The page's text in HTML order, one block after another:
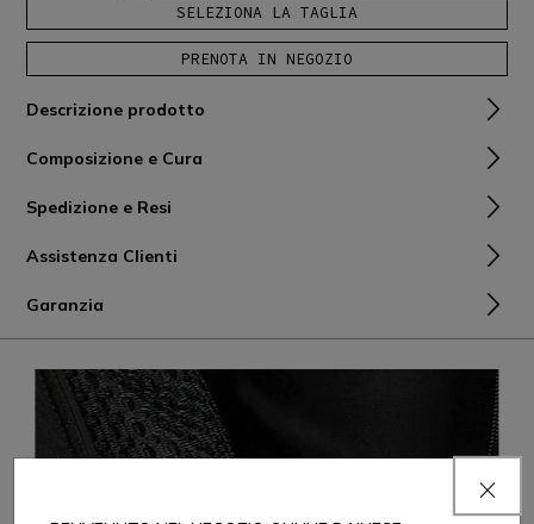
SELEZIONA LA TAGLIA
PRENOTA IN NEGOZIO
Descrizione prodotto
Composizione e Cura
Spedizione e Resi
Assistenza Clienti
Garanzia